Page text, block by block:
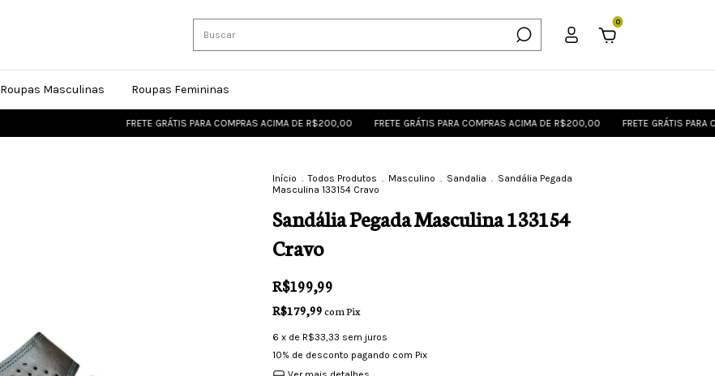
0
Roupas Masculinas Roupas Femininas
FRETE GRÁTIS PARA COMPRAS ACIMA DE R$200,00 FRETE GRÁTIS PARA COMPRAS ACIMA DE R$200,00 FRETE GRÁTIS PARA
Início . Todos Produtos . Masculino . Sandalia . Sandália Pegada
Masculina 133154 Cravo
Sandália Pegada Masculina 133154
Cravo
R$199,99
R$179,99comPix
6 x de R$33,33 sem juros
10% de desconto pagando com Pix